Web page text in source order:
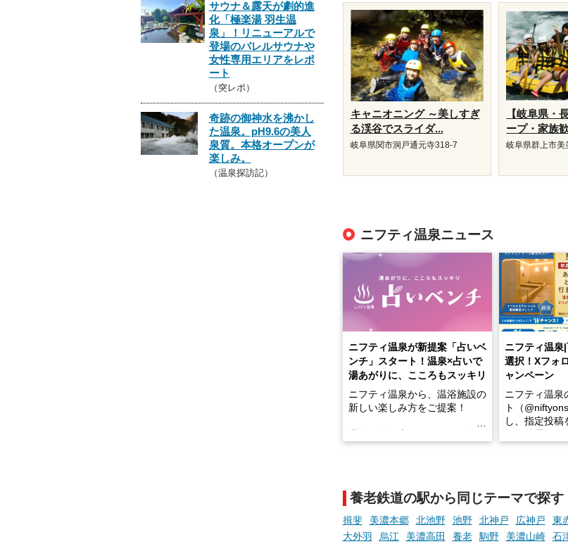
キャニオニング ～美しすぎ
る渓谷でスライダ...
岐阜県関市洞戸通元寺318-7
【岐阜県・
ープ・家族
岐阜県群上市
ニフティ温泉ニュース
ニフティ温泉が新提案「占いベ
ンチ」スタート！温泉×占いで
湯あがりに、こころもスッキリ
ニフティ温泉から、温浴施設の
新しい楽しみ方をご提案！
手相やタロットなど気軽に楽し
める占いで、“ととのう”おふろ
時間を、もっと特別に。
ニフティ温泉
選択！Xフォ
ャンペーン
ニフティ温泉
ト（
し、指定投稿
養老鉄道の駅から同じテーマで探す
揖斐 美濃本郷 北池野 池野 北神戸 広神戸 東
大外羽
烏江 美濃高田 養老 駒野 美濃山崎 石
サウナ＆露天が劇的進
化「極楽湯 羽生温
泉」！リニューアルで
登場のバレルサウナや
女性専用エリアをレポ
ート
（突レポ）
奇跡の御神水を沸かし
た温泉。pH9.6の美人
泉質。本格オープンが
楽しみ。
（温泉探訪記）